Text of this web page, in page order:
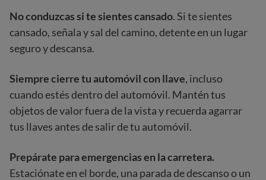
No conduzcas si te sientes cansado. Si te sientes
cansado, señala y sal del camino, detente en un lugar
seguro y descansa.
Siempre cierre tu automóvil con llave, incluso
cuando estés dentro del automóvil. Mantén tus
objetos de valor fuera de la vista y recuerda agarrar
tus llaves antes de salir de tu automóvil.
Prepárate para emergencias en la carretera.
Estaciónate en el borde, una parada de descanso o un